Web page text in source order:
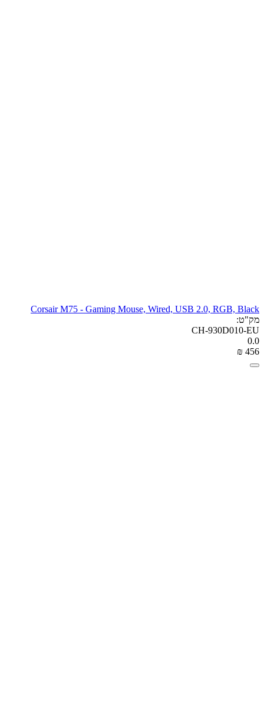
Corsair M75 - Gaming Mouse, Wired, USB 2.0, RGB, Black
מק"ט:
CH-930D010-EU
0.0
₪ ‍456‍